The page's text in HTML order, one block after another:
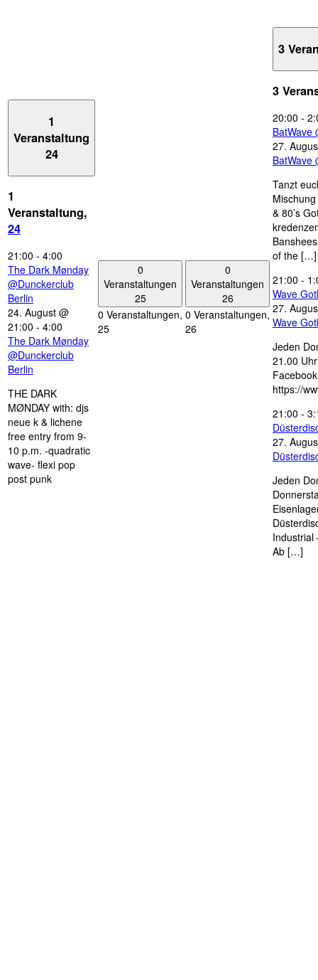
1
Veranstaltung
24
1
Veranstaltung,
24
21:00 - 4:00
The Dark Mønday
@Dunckerclub
Berlin
24. August @
21:00 - 4:00
The Dark Mønday
@Dunckerclub
Berlin
THE DARK
MØNDAY with: djs
neue k & lichene
free entry from 9-
10 p.m. -quadratic
wave- flexi pop
post punk
0
Veranstaltungen
25
0 Veranstaltungen,
25
0
Veranstaltungen
26
0 Veranstaltungen,
26
3
3
20:00 -
BatWave
27.
BatWave
Tanzt
& 80’s
of the […]
21:00 -
Wave
27.
Wave
Jeden
21.00
https://
21:00 -
27.
Jeden
Industrial
Ab […]